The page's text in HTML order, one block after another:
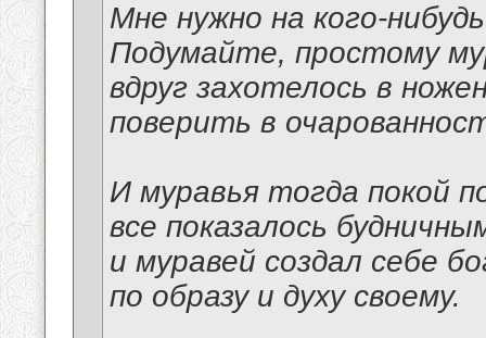
Мне нужно на кого-
Подумайте, простому
вдруг захотелось в
поверить в
И муравья тогда покой
все показалось
и муравей создал себе
по образу и духу своему.